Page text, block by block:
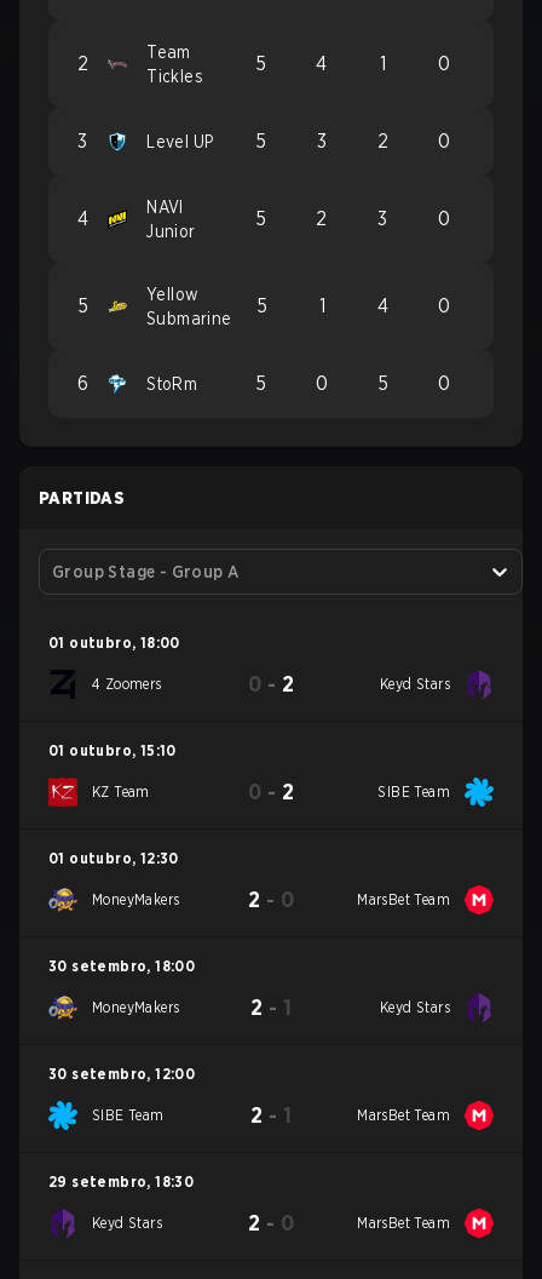
2
Team
Tickles
5 4 1 0
3 Level UP 5 3 2 0
4
NAVI
Junior
5 2 3 0
5
Yellow
Submarine
5 1 4 0
6 StoRm 5 0 5 0
PARTIDAS
Group Stage - Group A
01 outubro, 18:00
4 Zoomers 0 - 2 Keyd Stars
01 outubro, 15:10
KZ Team 0 - 2 SIBE Team
01 outubro, 12:30
MoneyMakers 2 - 0 MarsBet Team
30 setembro, 18:00
MoneyMakers 2 - 1 Keyd Stars
30 setembro, 12:00
SIBE Team 2 - 1 MarsBet Team
29 setembro, 18:30
Keyd Stars 2 - 0 MarsBet Team